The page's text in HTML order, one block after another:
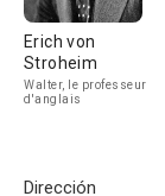
Erich von
Stroheim
Walter, le professeur
d'anglais
Dirección